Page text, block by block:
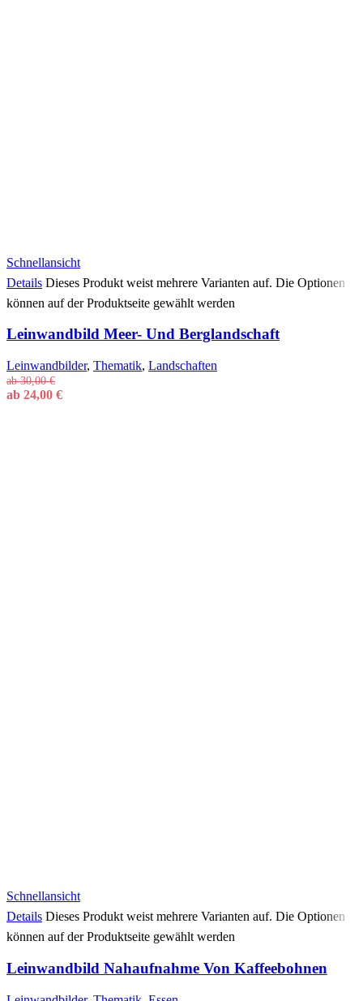
Schnellansicht
Details Dieses Produkt weist mehrere Varianten auf. Die Optionen
können auf der Produktseite gewählt werden
Leinwandbild Meer- Und Berglandschaft
Leinwandbilder, Thematik, Landschaften
ab30,00€
ab 24,00 €
Schnellansicht
Details Dieses Produkt weist mehrere Varianten auf. Die Optionen
können auf der Produktseite gewählt werden
Leinwandbild Nahaufnahme Von Kaffeebohnen